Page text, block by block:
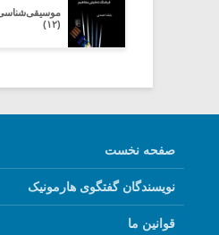
(۱۲)
صفحه نخست
نویسندگان گفتگوی هارمونیک
قوانین ما